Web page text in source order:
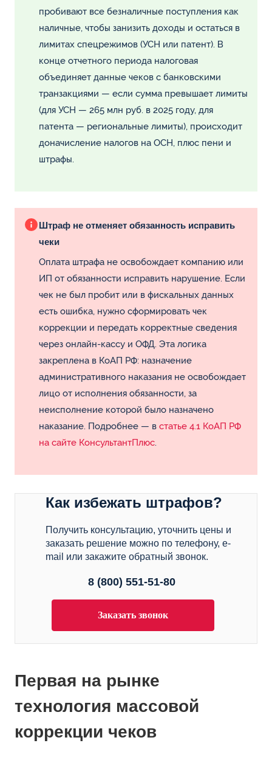
пробивают все безналичные поступления как
наличные, чтобы занизить доходы и остаться в
лимитах спецрежимов (УСН или патент). В
конце отчетного периода налоговая
объединяет данные чеков с банковскими
транзакциями — если сумма превышает лимиты
(для УСН — 265 млн руб. в 2025 году, для
патента — региональные лимиты), происходит
доначисление налогов на ОСН, плюс пени и
штрафы.
Штраф не отменяет обязанность исправить
чеки
Оплата штрафа не освобождает компанию или
ИП от обязанности исправить нарушение. Если
чек не был пробит или в фискальных данных
есть ошибка, нужно сформировать чек
коррекции и передать корректные сведения
через онлайн-кассу и ОФД. Эта логика
закреплена в КоАП РФ: назначение
административного наказания не освобождает
лицо от исполнения обязанности, за
неисполнение которой было назначено
наказание. Подробнее — в статье 4.1 КоАП РФ
на сайте КонсультантПлюс.
Как избежать штрафов?
Получить консультацию, уточнить цены и
заказать решение можно по телефону, e-
mail или закажите обратный звонок.
8 (800) 551-51-80
Заказать звонок
Первая на рынке
технология массовой
коррекции чеков